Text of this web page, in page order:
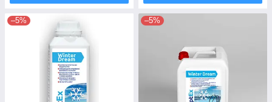
–5% –5%